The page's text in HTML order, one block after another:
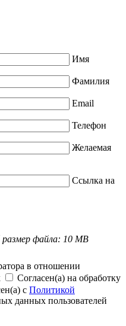
Имя
Фамилия
Email
Телефон
Желаемая
Ссылка на
файла: 10 MB
в отношении
Согласен(а) на обработку
с Политикой
данных пользователей